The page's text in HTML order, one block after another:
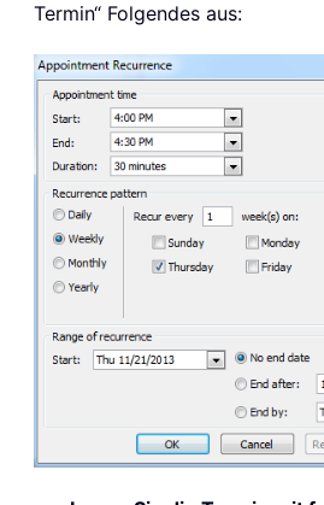
Termin“ Folgendes aus: